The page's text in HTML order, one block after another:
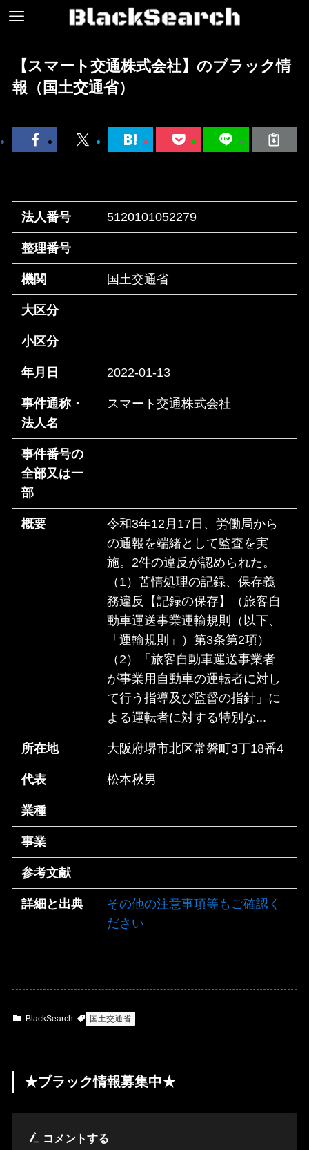
【スマート交通株式会社】のブラック情
報（国土交通省）
法人番号 5120101052279
整理番号
機関 国土交通省
大区分
小区分
年月日 2022-01-13
事件通称・
法人名
スマート交通株式会社
事件番号の
全部又は一
部
概要
令和3年12月17日、労働局から
の通報を端緒として監査を実
施。2件の違反が認められた。
（1）苦情処理の記録、保存義
務違反【記録の保存】（旅客自
動車運送事業運輸規則（以下、
「運輸規則」）第3条第2項）
（2）「旅客自動車運送事業者
が事業用自動車の運転者に対し
て行う指導及び監督の指針」に
よる運転者に対する特別な...
所在地 大阪府堺市北区常磐町3丁18番4
代表 松本秋男
業種
事業
参考文献
詳細と出典
その他の注意事項等もご確認く
ださい
BlackSearch 国土交通省
★ブラック情報募集中★
コメントする